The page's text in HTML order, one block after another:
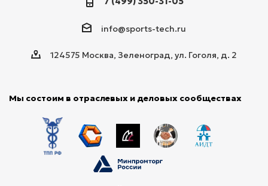
info@sports-tech.ru
124575 Москва, Зеленоград, ул. Гоголя, д. 2
Мы состоим в отраслевых и деловых сообществах